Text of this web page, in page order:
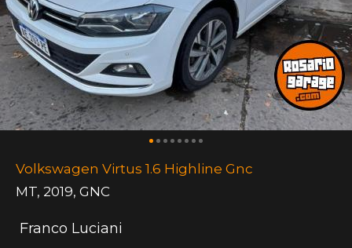
Volkswagen Virtus 1.6 Highline Gnc
MT, 2019, GNC
Franco Luciani